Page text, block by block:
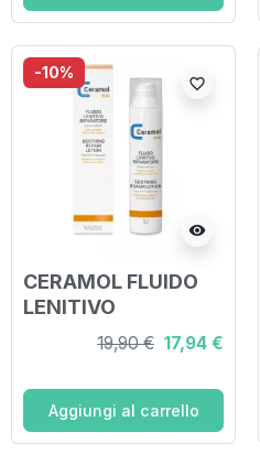
-10%
visibility
favorite_border
CERAMOL FLUIDO
LENITIVO
RIPARATORE 100 ML
19,90 € 17,94 €
Aggiungi al carrello